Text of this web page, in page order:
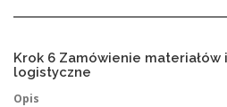
Krok 6 Zamówienie
logistyczne
Opis